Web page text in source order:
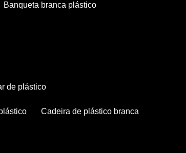
banqueta branca plástico
de plástico
cadeira de plástico branca